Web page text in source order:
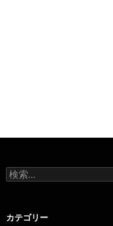
検
索:
カテゴリー